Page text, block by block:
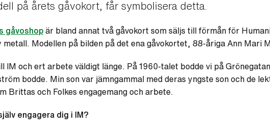
på årets gåvokort, får symbolisera detta.
gåvoshop är bland annat två gåvokort som säljs till förmån för
metall. Modellen på bilden på det ena gåvokortet, 88-åriga Ann Mari
IM och ert arbete väldigt länge. På 1960-talet bodde vi på
bodde. Min son var jämngammal med deras yngste son och de
Brittas och Folkes engagemang och arbete.
engagera dig i IM?